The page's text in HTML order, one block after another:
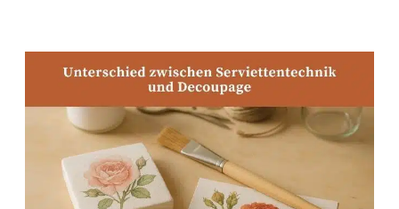
SERVIETTENTECHNIK